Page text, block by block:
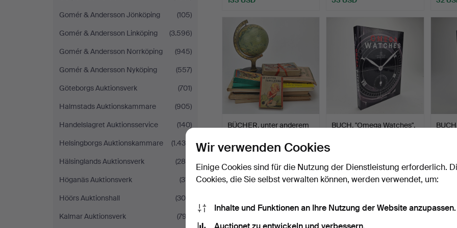
Gomér & Andersson Jönköping
(105)
Gomér & Andersson Linköping
(3.596)
Gomér & Andersson Norrköping
(945)
Gomér & Andersson Nyköping
(557)
Göteborgs Auktionsverk
(701)
Halmstads Auktionskammare
(905)
Handelslagret Auktionsservice
(140)
Helsingborgs Auktionskammare
(1.436)
Hälsinglands Auktionsverk
(285)
Höganäs Auktionsverk
(311)
Höörs Auktionshall
(304)
Kalmar Auktionsverk
(797)
BÜCHER, unter anderem
Beendet 19. Mai 2026
32 USD
BUCH, "Omega Watches",
189 USD 251
Wir verwenden Cookies
Einige Cookies sind für die Nutzung der Dienstleistung erforderlich.
Cookies, die Sie selbst verwalten können, werden verwendet, um:
Inhalte und Funktionen an Ihre Nutzung der Website anzupassen.